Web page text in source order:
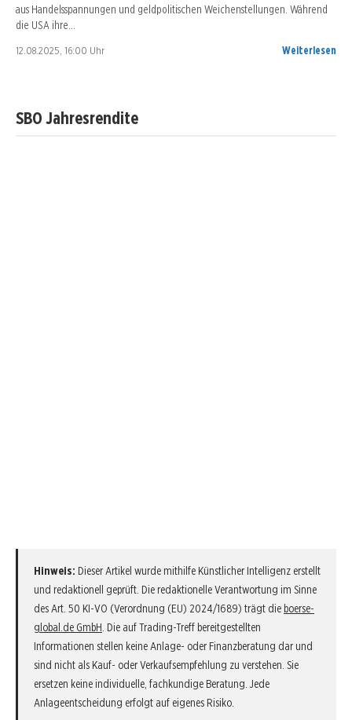
aus Handelsspannungen und geldpolitischen Weichenstellungen. Während
die USA ihre…
12.08.2025, 16:00 Uhr Weiterlesen
SBO Jahresrendite
Hinweis: Dieser Artikel wurde mithilfe Künstlicher Intelligenz erstellt
und redaktionell geprüft. Die redaktionelle Verantwortung im Sinne
des Art. 50 KI-VO (Verordnung (EU) 2024/1689) trägt die boerse-
global.de GmbH. Die auf Trading-Treff bereitgestellten
Informationen stellen keine Anlage- oder Finanzberatung dar und
sind nicht als Kauf- oder Verkaufsempfehlung zu verstehen. Sie
ersetzen keine individuelle, fachkundige Beratung. Jede
Anlageentscheidung erfolgt auf eigenes Risiko.